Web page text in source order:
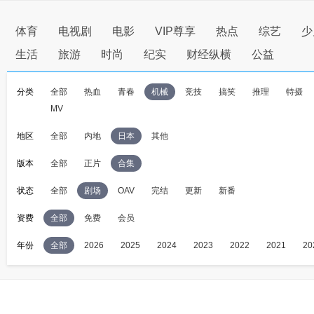
体育 电视剧 电影 VIP尊享 热点 综艺
生活
旅游 时尚 纪实 财经纵横 公益
分类 全部 热血 青春 机械 竞技 搞笑 推理
特摄
MV
地区 全部 内地 日本 其他
版本 全部 正片 合集
状态 全部 剧场 OAV 完结 更新 新番
资费 全部 免费 会员
年份 全部 2026 2025 2024 2023 2022 2021